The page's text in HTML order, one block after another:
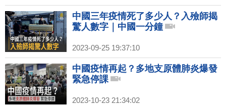
中國三年疫情死了多少人？入殮師揭
驚人數字｜中國一分鐘
2023-09-25 19:37:10
中國疫情再起？多地支原體肺炎爆發
緊急停課
2023-10-23 21:34:02